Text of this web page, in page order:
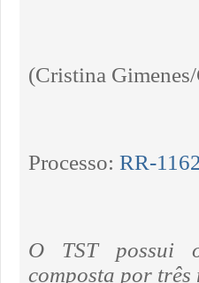
(Cristina
Processo: RR-
O TST possui
composta por